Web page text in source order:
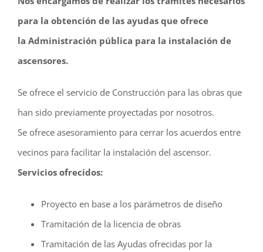
para la obtención de las ayudas que ofrece
la Administración pública para la instalación de
ascensores.
Se ofrece el servicio de Construcción para las obras que
han sido previamente proyectadas por nosotros.
Se ofrece asesoramiento para cerrar los acuerdos entre
vecinos para facilitar la instalación del ascensor.
Servicios ofrecidos:
Proyecto en base a los parámetros de diseño
Tramitación de la licencia de obras
Tramitación de las Ayudas ofrecidas por la